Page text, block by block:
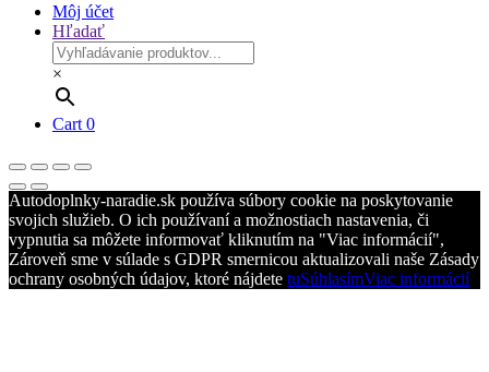
Môj účet
Hľadať
×
Cart 0
Autodoplnky-naradie.sk používa súbory cookie na poskytovanie
svojich služieb. O ich používaní a možnostiach nastavenia, či
vypnutia sa môžete informovať kliknutím na "Viac informácií",
Zároveň sme v súlade s GDPR smernicou aktualizovali naše Zásady
ochrany osobných údajov, ktoré nájdete tuSúhlasímViac informácií